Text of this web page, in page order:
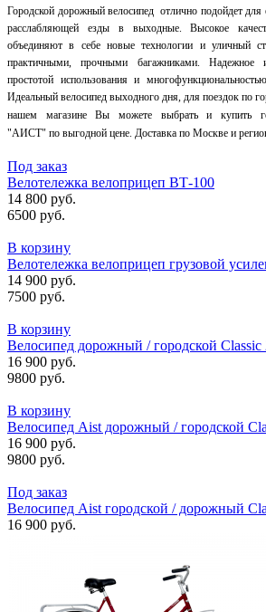
Городской дорожный велосипед отлично подойдет
расслабляющей езды в выходные. Высокое
объединяют в себе новые технологии и уличный
практичными, прочными багажниками. Надежное
простотой использования и
Идеальный велосипед выходного дня, для поездок по
нашем магазине Вы можете выбрать и купить
"АИCТ" по выгодной цене. Доставка по Москве и
Под заказ
Велотележка велоприцеп ВТ-100
14 800 руб.
6500 руб.
В корзину
Велотележка велоприцеп грузовой
14 900 руб.
7500 руб.
В корзину
Велосипед дорожный / городской
16 900 руб.
9800 руб.
В корзину
Велосипед Aist дорожный / городской
16 900 руб.
9800 руб.
Под заказ
Велосипед Aist городской / дорожный
16 900 руб.